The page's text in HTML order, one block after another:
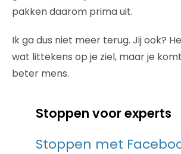
pakken daarom prima uit.
Ik ga dus niet meer terug. Jij ook?
wat littekens op je ziel, maar je
beter mens.
Stoppen voor experts
Stoppen met